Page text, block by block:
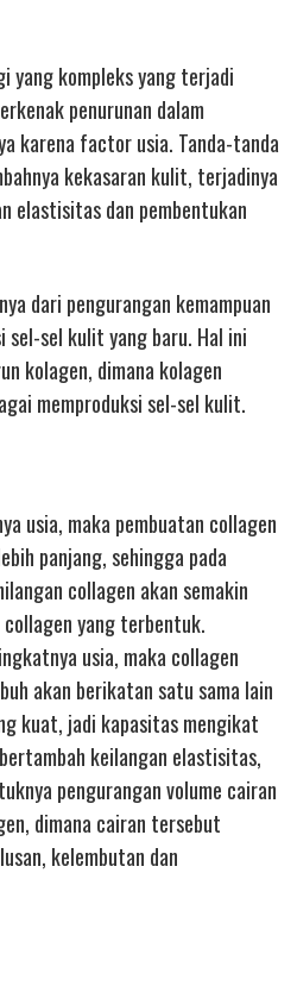
yang kompleks yang terjadi
penurunan dalam
karena factor usia. Tanda-tanda
kekasaran kulit, terjadinya
elastisitas dan pembentukan
dari pengurangan kemampuan
sel-sel kulit yang baru. Hal ini
kolagen, dimana kolagen
memproduksi sel-sel kulit.
usia, maka pembuatan collagen
panjang, sehingga pada
collagen akan semakin
yang terbentuk.
usia, maka collagen
akan berikatan satu sama lain
kuat, jadi kapasitas mengikat
keilangan elastisitas,
pengurangan volume cairan
dimana cairan tersebut
kelembutan dan